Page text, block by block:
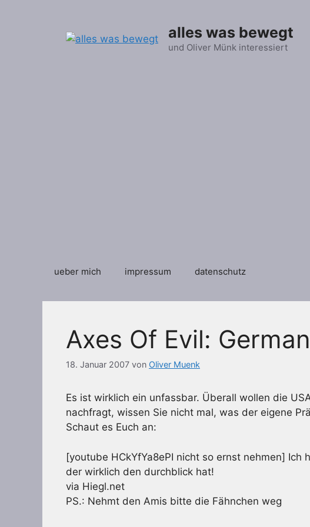
alles was bewegt
und Oliver Münk interessiert
ueber mich impressum datenschutz
Axes Of Evil:
18. Januar 2007 von Oliver Muenk
Es ist wirklich ein unfassbar. Überall wollen die
nachfragt, wissen Sie nicht mal, was der eigene
Schaut es Euch an:
[youtube HCkYfYa8ePI nicht so ernst nehmen]
der wirklich den durchblick hat!
via Hiegl.net
PS.: Nehmt den Amis bitte die Fähnchen weg